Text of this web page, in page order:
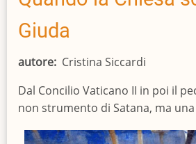
Giuda
autore Cristina Siccardi
Dal Concilio Vaticano II in poi il
non strumento di Satana, ma